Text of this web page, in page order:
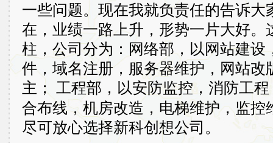
一些问题。现在我就负责任的告诉
在，业绩一路上升，形势一片大好。
柱，公司分为：网络部，以网站建设
件，域名注册，服务器维护，网站改
主；
工程部，以安防监控，消防工
合布线，机房改造，电梯维护，监控
尽可放心选择新科创想公司。